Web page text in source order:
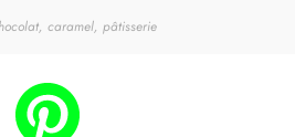
caramel, pâtisserie